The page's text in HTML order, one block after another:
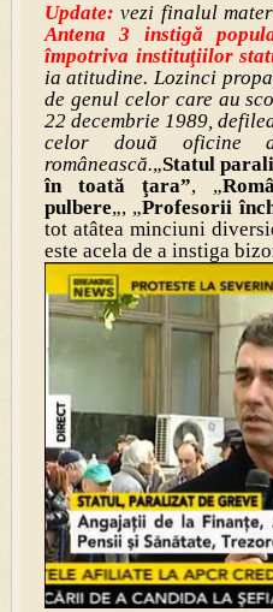
Update: vezi finalul
Antena 3 instigă
împotriva instituţiilor
ia atitudine. Lozinci
de genul celor care au
22 decembrie 1989,
celor două oficine
românească.„Statul
în toată ţara”, „
pulbere„, „Profesorii
tot atâtea minciuni
este acela de a instiga